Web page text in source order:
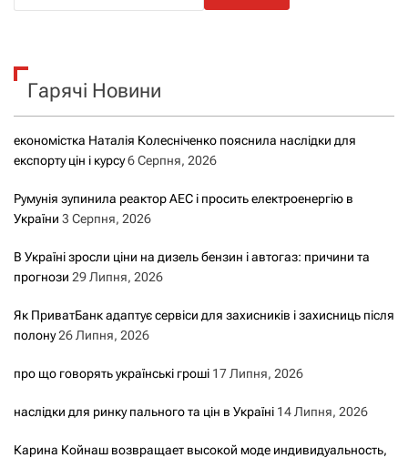
к
Гарячі Новини
економістка Наталія Колесніченко пояснила наслідки для
експорту цін і курсу6 Серпня, 2026
Румунія зупинила реактор АЕС і просить електроенергію в
України 3 Серпня, 2026
В Україні зросли ціни на дизель бензин і автогаз: причини та
прогнози 29 Липня, 2026
Як ПриватБанк адаптує сервіси для захисників і захисниць після
полону26 Липня, 2026
про що говорять українські гроші 17 Липня, 2026
наслідки для ринку пального та цін в Україні 14 Липня, 2026
Карина Койнаш возвращает высокой моде индивидуальность,